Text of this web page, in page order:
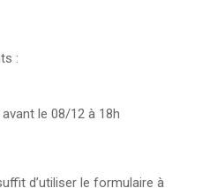
:
le 08/12 à 18h
d’utiliser le formulaire à